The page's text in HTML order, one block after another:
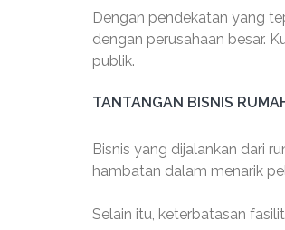
Dengan pendekatan yang
dengan perusahaan besar.
publik.
TANTANGAN BISNIS
Bisnis yang dijalankan dari
hambatan dalam menarik
Selain itu, keterbatasan